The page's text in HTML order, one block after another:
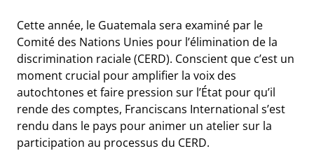
Cette année, le Guatemala sera examiné par le
Comité des Nations Unies pour l’élimination de la
discrimination raciale (CERD). Conscient que c’est un
moment crucial pour amplifier la voix des
autochtones et faire pression sur l’État pour qu’il
rende des comptes, Franciscans International s’est
rendu dans le pays pour animer un atelier sur la
participation au processus du CERD.